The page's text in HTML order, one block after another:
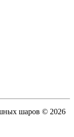
шаров © 2026